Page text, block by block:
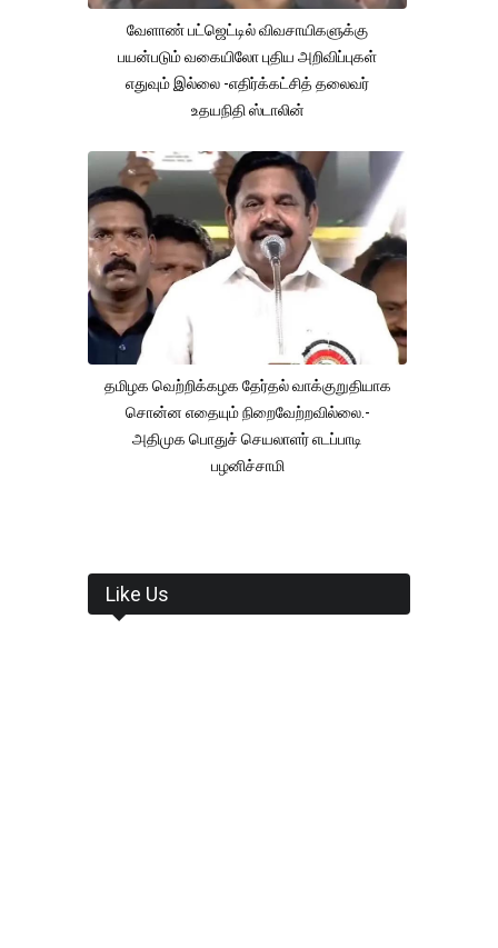
வேளாண் பட்ஜெட்டில் விவசாயிகளுக்கு
பயன்படும் வகையிலோ புதிய அறிவிப்புகள்
எதுவும் இல்லை -எதிர்க்கட்சித் தலைவர்
உதயநிதி ஸ்டாலின்
தமிழக வெற்றிக்கழக தேர்தல் வாக்குறுதியாக
சொன்ன எதையும் நிறைவேற்றவில்லை.-
அதிமுக பொதுச் செயலாளர் எடப்பாடி
பழனிச்சாமி
Like Us